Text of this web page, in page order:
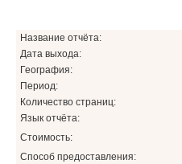
Название отчёта:
Дата выхода:
География:
Период:
Количество страниц:
Язык отчёта:
Стоимость:
Способ предоставления: